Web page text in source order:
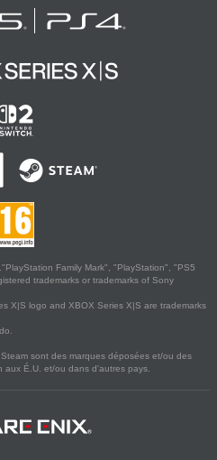
Family Mark", "PlayStation", "PS5
trademarks or trademarks of Sony
X|S logo and XBOX Series X|S are trademarks
sont des marques déposées et/ou des
aux É.U. et/ou dans d'autres pays.